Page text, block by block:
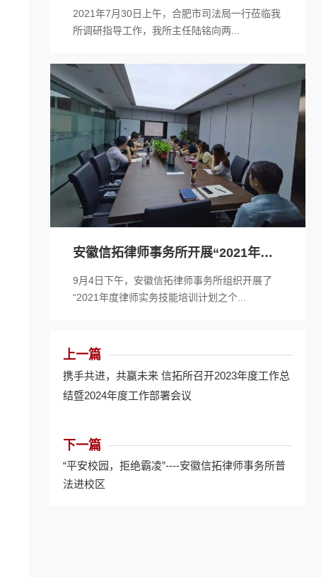
作
2021年7月30日上午，合肥市司法局一行莅临我
所调研指导工作，我所主任陆铭向两...
安徽信拓律师事务所开展“2021年度
律师...
9月4日下午，安徽信拓律师事务所组织开展了
“2021年度律师实务技能培训计划之个...
上一篇
携手共进，共赢未来 信拓所召开2023年度工作总
结暨2024年度工作部署会议
下一篇
“平安校园，拒绝霸凌”----安徽信拓律师事务所普
法进校区